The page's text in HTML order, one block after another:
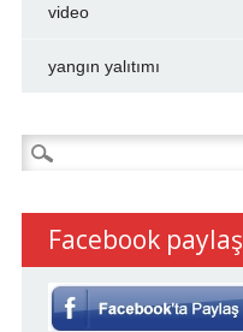
video
yangın yalıtımı
Arama:
Facebook paylaş